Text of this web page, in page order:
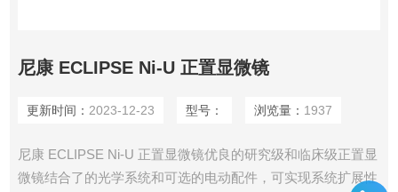
尼康 ECLIPSE Ni-U 正置显微镜
更新时间： 2023-12-23 型号： 浏览量： 1937
尼康 ECLIPSE Ni-U 正置显微镜优良的研究级和临床级正置显
微镜结合了的光学系统和可选的电动配件，可实现系统扩展性